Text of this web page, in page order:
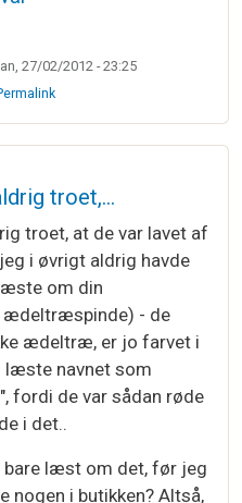
27/02/2012 - 23:25
troet,…
troet, at de var lavet af
i øvrigt aldrig havde
om din
- de
ædeltræ, er jo farvet i
læste navnet som
fordi de var sådan røde
i det..
bare læst om det, før jeg
nogen i butikken? Altså,